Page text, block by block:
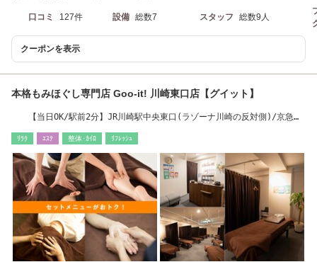
口コミ 127件 設備 総数7 スタッフ 総数9人
クーポンを表示
本格もみほぐし専門店 Goo-it! 川崎東口店【グイット】
【当日OK/駅前2分】JR川崎駅中央東口(ラゾーナ川崎の反対側)/京急川
ﾘﾗｸ ｴｽﾃ 整体･ｶｲﾛ ﾘﾌﾚｯｼｭ